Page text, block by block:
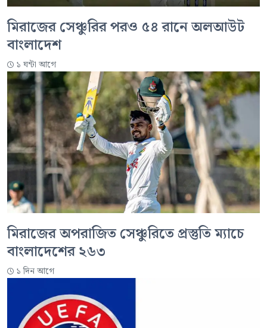
মিরাজের সেঞ্চুরির পরও ৫৪ রানে অলআউট
বাংলাদেশ
১ ঘন্টা আগে
মিরাজের অপরাজিত সেঞ্চুরিতে প্রস্তুতি ম্যাচে
বাংলাদেশের ২৬৩
১ দিন আগে